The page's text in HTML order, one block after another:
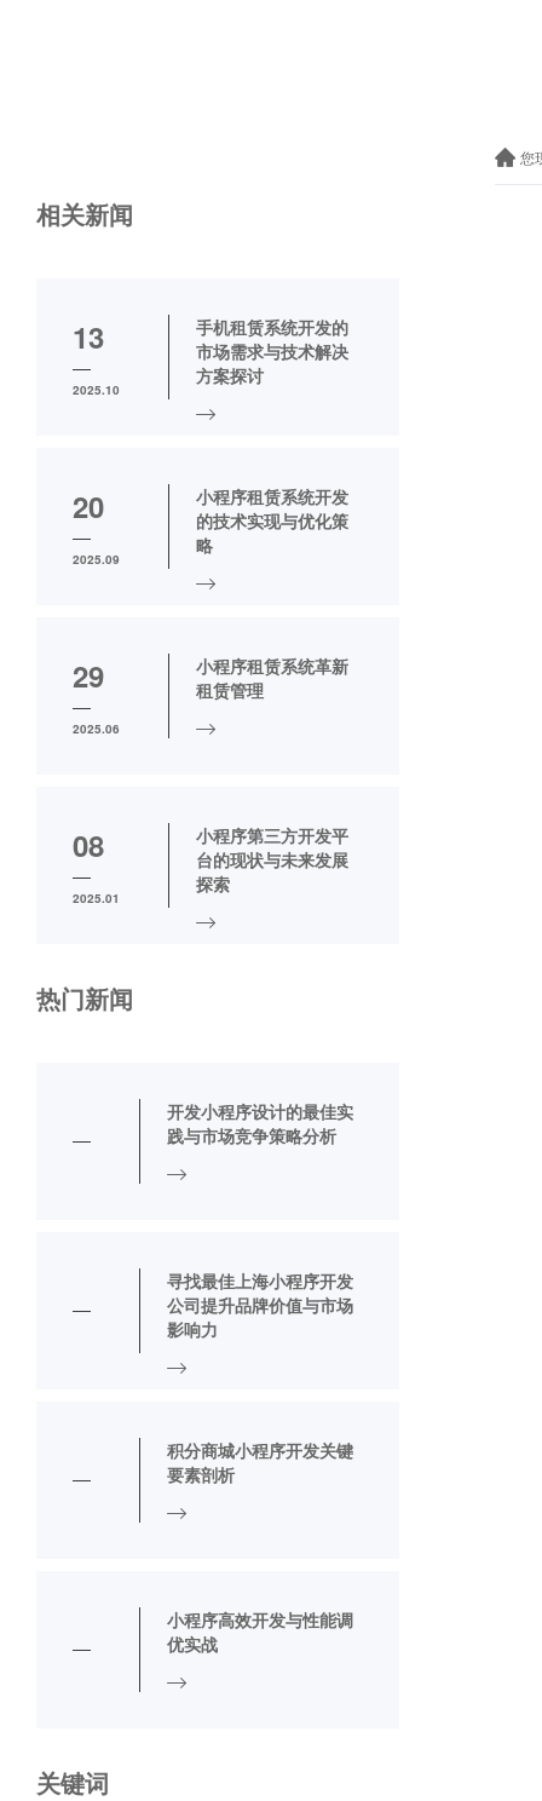
相关新闻
13
2025.10
手机租赁系统开发的
市场需求与技术解决
方案探讨
20
2025.09
小程序租赁系统开发
的技术实现与优化策
略
29
2025.06
小程序租赁系统革新
租赁管理
08
2025.01
小程序第三方开发平
台的现状与未来发展
探索
热门新闻
开发小程序设计的最佳实
践与市场竞争策略分析
寻找最佳上海小程序开发
公司提升品牌价值与市场
影响力
积分商城小程序开发关键
要素剖析
小程序高效开发与性能调
优实战
关键词
您